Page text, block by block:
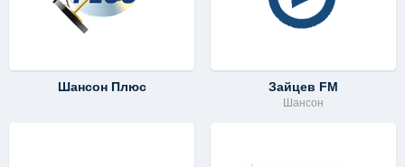
Шансон Плюс Зайцев FM
Шансон